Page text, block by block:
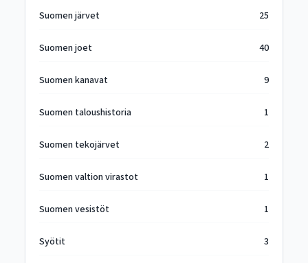
Suomen järvet 25
Suomen joet 40
Suomen kanavat 9
Suomen taloushistoria 1
Suomen tekojärvet 2
Suomen valtion virastot 1
Suomen vesistöt 1
Syötit 3